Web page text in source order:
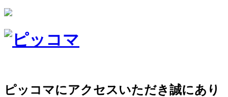
ピッコマにアクセスいただき誠にあり